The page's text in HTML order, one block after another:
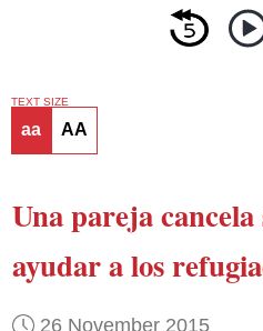
TEXT SIZE
aa AA
Una pareja cancela
ayudar a los
26 November 2015